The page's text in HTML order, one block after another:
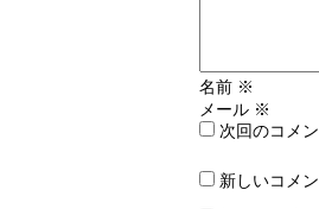
名前 ※
メール ※
次回のコメ
新しいコメ